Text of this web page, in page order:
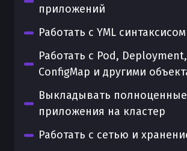
приложений
Работать с YML синтаксисом
Работать с Pod,
ConfigMap и другими
Выкладывать полноценные
приложения на кластер
Работать с сетью и